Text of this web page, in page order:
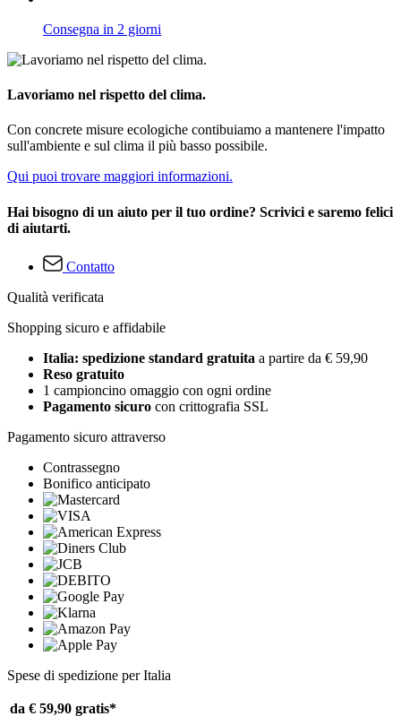
Consegna in 2 giorni
Lavoriamo nel rispetto del clima.
Con concrete misure ecologiche contibuiamo a mantenere l'impatto
sull'ambiente e sul clima il più basso possibile.
Qui puoi trovare maggiori informazioni.
Hai bisogno di un aiuto per il tuo ordine? Scrivici e saremo felici
di aiutarti.
Contatto
Qualità verificata
Shopping sicuro e affidabile
Italia: spedizione standard gratuita a partire da € 59,90
Reso gratuito
1 campioncino omaggio con ogni ordine
Pagamento sicuro con crittografia SSL
Pagamento sicuro attraverso
Contrassegno
Bonifico anticipato
Spese di spedizione per Italia
da € 59,90 gratis*